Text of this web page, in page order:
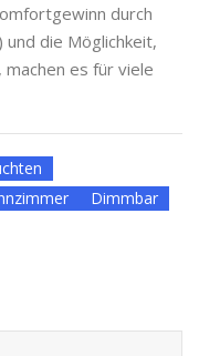
durch
und die Möglichkeit,
es für viele
Dimmbar